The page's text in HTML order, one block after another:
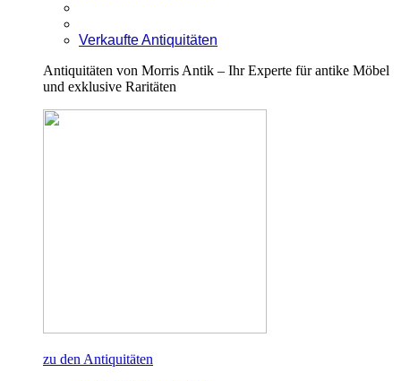
Verkaufte Antiquitäten
Antiquitäten von Morris Antik – Ihr Experte für antike Möbel
und exklusive Raritäten
zu den Antiquitäten